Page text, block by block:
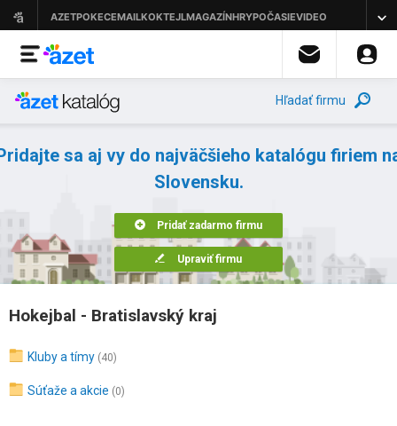
Hľadať firmu
sa aj vy do najväčšieho katalógu firiem
Slovensku.
Pridať zadarmo firmu
Upraviť firmu
Hokejbal - Bratislavský kraj
Kluby a tímy (40)
Súťaže a akcie (0)